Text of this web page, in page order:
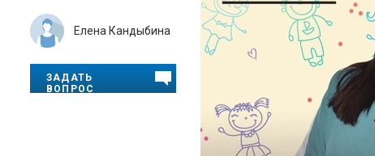
Елена Кандыбина
ЗАДАТЬ
ВОПРОС